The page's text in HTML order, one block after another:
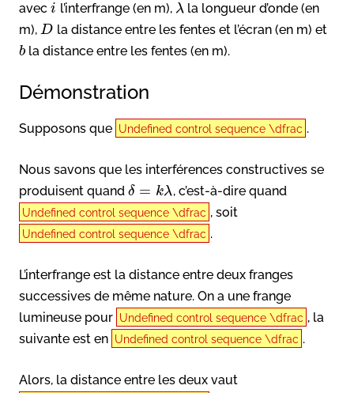
avec i l’interfrange (en m), λ la longueur d’onde (en
m), D la distance entre les fentes et l’écran (en m) et
b la distance entre les fentes (en m).
Démonstration
Supposons que Undefined control sequence \dfrac .
Nous savons que les interférences constructives se
produisent quand δ = kλ, c’est-à-dire quand
Undefined control sequence \dfrac , soit
Undefined control sequence \dfrac .
L’interfrange est la distance entre deux franges
successives de même nature. On a une frange
lumineuse pour Undefined control sequence \dfrac , la
suivante est en Undefined control sequence \dfrac .
Alors, la distance entre les deux vaut